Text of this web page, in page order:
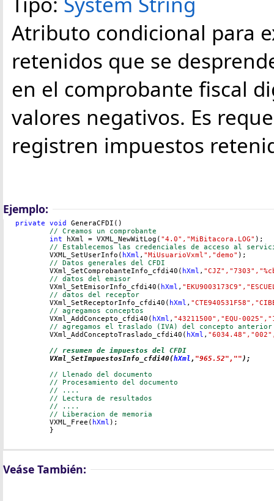
Atributo condicional para
retenidos que se
en el comprobante fiscal
valores negativos. Es
registren impuestos
Ejemplo:
private void GeneraCFDI()
// Creamos un comprobante
int hXml = VXML_NewWitLog( "4.0","MiBitacora.LOG" );
// Establecemos las credenciales de acceso al
	VXML_SetUserInfo(
hXml , "MiUsuarioVxml","demo" );
// Datos generales del CFDI
	VXml_SetComprobanteInfo_cfdi40(
hXml ,
// datos del emisor
	VXml_SetEmisorInfo_cfdi40(
hXml ,
// datos del receptor
	VXml_SetReceptorInfo_cfdi40(
hXml ,
// agregamos conceptos
	VXml_AddConcepto_cfdi40(
hXml , "43211500","EQU-
// agregamos el traslado (IVA) del concepto anterior
	VXml_AddConceptoTraslado_cfdi40(
hXml ,
// resumen de impuestos del CFDI
VXml_SetImpuestosInfo_cfdi40(hXml , "965.52","");
// Llenado del documento
// Procesamiento del documento
// ....
// Lectura de resultados
// ....
// Liberacion de memoria
	VXML_Free(
hXml );
Veáse También: